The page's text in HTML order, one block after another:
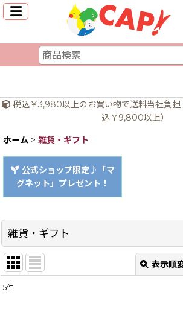
税込￥3,980以上のお買い物で送料当社負担
込￥9,800以上）
ホーム > 雑貨・ギフト
公式ショップ限定♪「マ
グネット」プレゼント！
雑貨・ギフト
表示順
5件